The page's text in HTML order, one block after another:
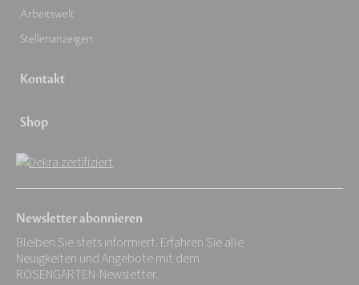
Arbeitswelt
Stellenanzeigen
Kontakt
Shop
Newsletter abonnieren
Bleiben Sie stets informiert. Erfahren Sie alle
Neuigkeiten und Angebote mit dem
ROSENGARTEN-Newsletter.